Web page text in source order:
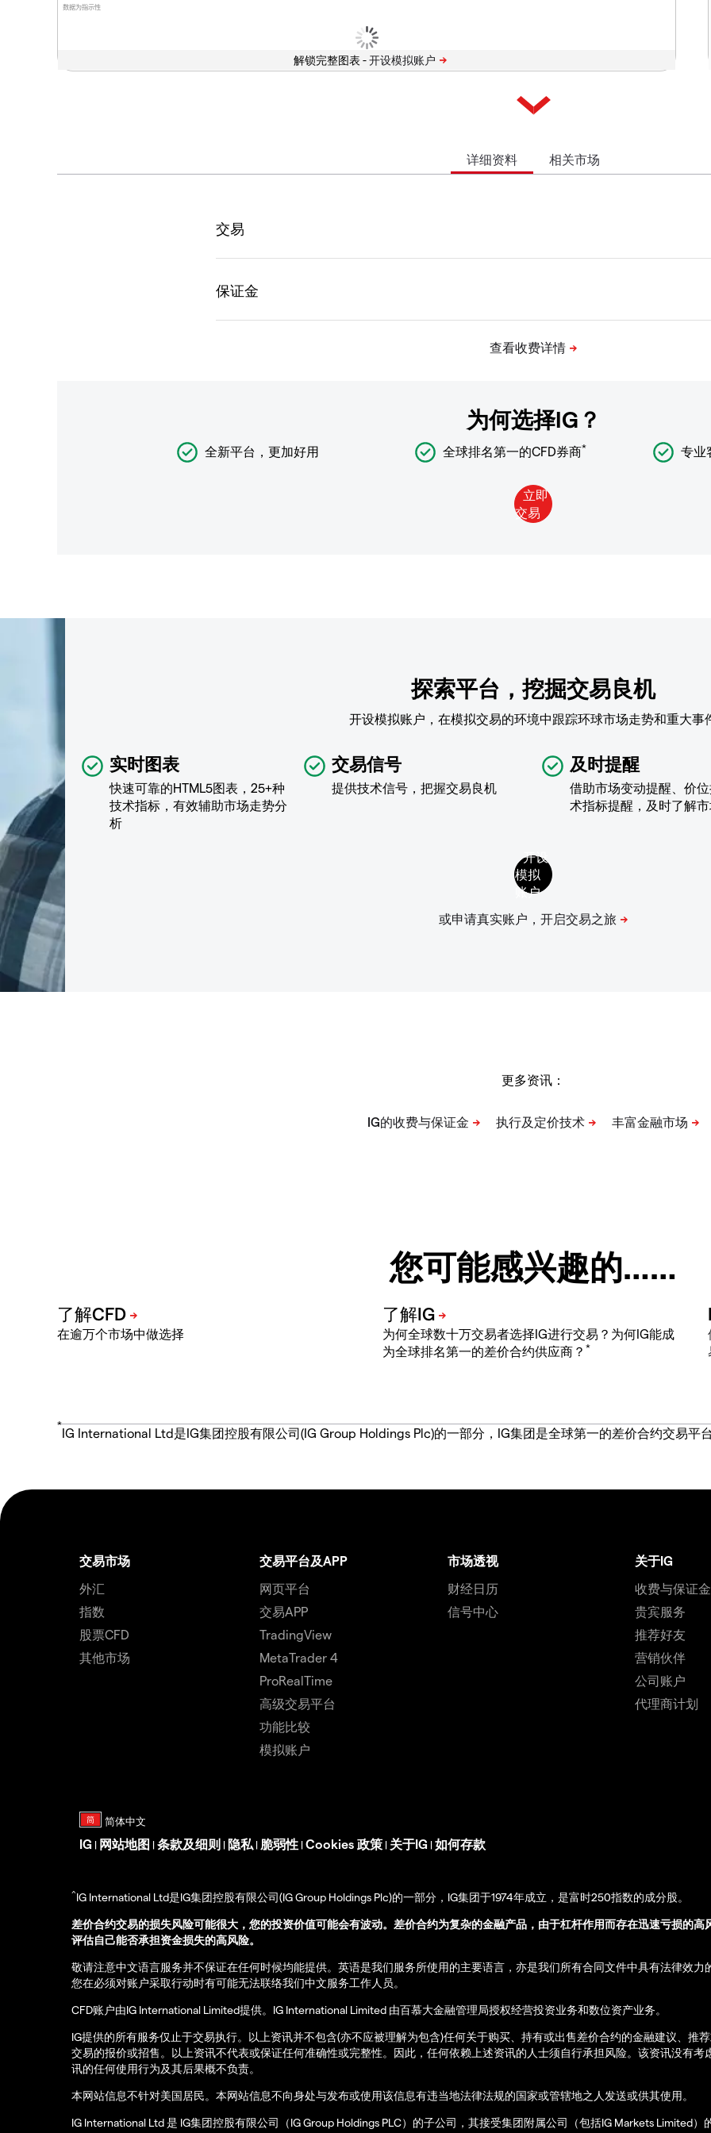
数据为指示性
解锁完整图表 -
详细资料 相关市场
为何选择IG？
全新平台，更加好用 全球排名第一的CFD券商* 专业
探索平台，挖掘交易良机
开设模拟账户，在模拟交易的环境中跟踪环球市场走势和重大事
实时图表
快速可靠的HTML5图表，25+种
技术指标，有效辅助市场走势分
析
交易信号
提供技术信号，把握交易良机
及时提醒
借助市场变动提醒、价
术指标提醒，及时了解
更多资讯：
您可能感兴趣的……
在逾万个市场中做选择
为何全球数十万交易者选择IG进行交易？为何IG能成
为全球排名第一的差价合约供应商？ *
*
IG International Ltd是IG集团控股有限公司(IG Group Holdings Plc)的一部分，IG集团是全球第一的差价合约交易平
交易市场
外汇
指数
股票CFD
其他市场
交易平台及APP
网页平台
交易APP
TradingView
MetaTrader 4
ProRealTime
高级交易平台
功能比较
模拟账户
市场透视
财经日历
信号中心
关于IG
收费与保证金
贵宾服务
推荐好友
营销伙伴
公司账户
代理商计划
IG | 网站地图 | 条款及细则 | 隐私 | 脆弱性 | Cookies 政策 | 关于IG | 如何存款
^IG International Ltd是IG集团控股有限公司(IG Group Holdings Plc)的一部分，IG集团于1974年成立，是富时250指数的成分股。
差价合约交易的损失风险可能很大，您的投资价值可能会有波动。差价合约为复杂的金融产品，由于杠杆作用而存在迅速亏损的
评估自己能否承担资金损失的高风险。
敬请注意中文语言服务并不保证在任何时候均能提供。英语是我们服务所使用的主要语言，亦是我们所有合同文件中具有法律效力
您在必须对账户采取行动时有可能无法联络我们中文服务工作人员。
CFD账户由IG International Limited提供。IG International Limited 由百慕大金融管理局授权经营投资业务和数位资产业务。
IG提供的所有服务仅止于交易执行。以上资讯并不包含(亦不应被理解为包含)任何关于购买、持有或出售差价合约的金融建议、推
交易的报价或招售。以上资讯不代表或保证任何准确性或完整性。因此，任何依赖上述资讯的人士须自行承担风险。该资讯没有
讯的任何使用行为及其后果概不负责。
本网站信息不针对美国居民。本网站信息不向身处与发布或使用该信息有违当地法律法规的国家或管辖地之人发送或供其使用。
IG International Ltd 是 IG集团控股有限公司（IG Group Holdings PLC）的子公司，其接受集团附属公司（包括IG Markets Limited）